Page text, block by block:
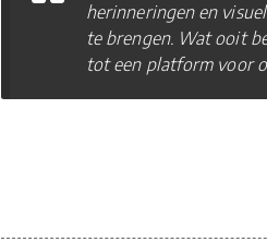
herinneringen en
te brengen. Wat ooit
tot een platform voor